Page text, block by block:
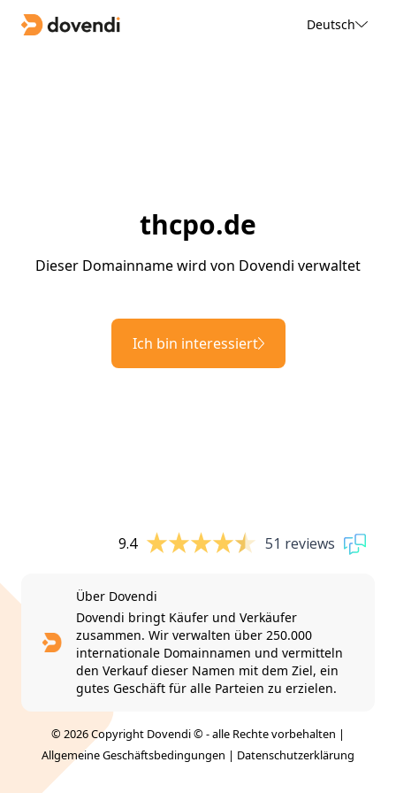
Deutsch
thcpo.de
Dieser Domainname wird von Dovendi verwaltet
Ich bin interessiert
9.4 51 reviews
Über Dovendi
Dovendi bringt Käufer und Verkäufer
zusammen. Wir verwalten über 250.000
internationale Domainnamen und vermitteln
den Verkauf dieser Namen mit dem Ziel, ein
gutes Geschäft für alle Parteien zu erzielen.
© 2026 Copyright Dovendi © - alle Rechte vorbehalten |
Allgemeine Geschäftsbedingungen | Datenschutzerklärung